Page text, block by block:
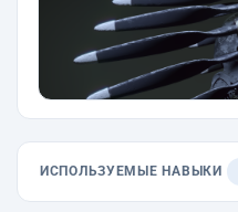
ИСПОЛЬЗУЕМЫЕ НАВЫКИ